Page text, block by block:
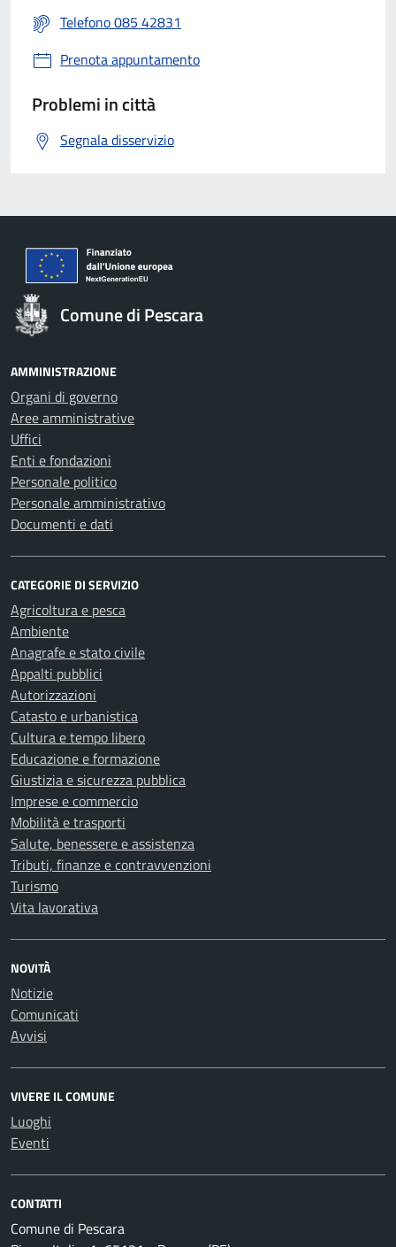
Telefono 085 42831
Prenota appuntamento
Problemi in città
Segnala disservizio
Comune di Pescara
AMMINISTRAZIONE
Organi di governo
Aree amministrative
Uffici
Enti e fondazioni
Personale politico
Personale amministrativo
Documenti e dati
CATEGORIE DI SERVIZIO
Agricoltura e pesca
Ambiente
Anagrafe e stato civile
Appalti pubblici
Autorizzazioni
Catasto e urbanistica
Cultura e tempo libero
Educazione e formazione
Giustizia e sicurezza pubblica
Imprese e commercio
Mobilità e trasporti
Salute, benessere e assistenza
Tributi, finanze e contravvenzioni
Turismo
Vita lavorativa
NOVITÀ
Notizie
Comunicati
Avvisi
VIVERE IL COMUNE
Luoghi
Eventi
CONTATTI
Comune di Pescara